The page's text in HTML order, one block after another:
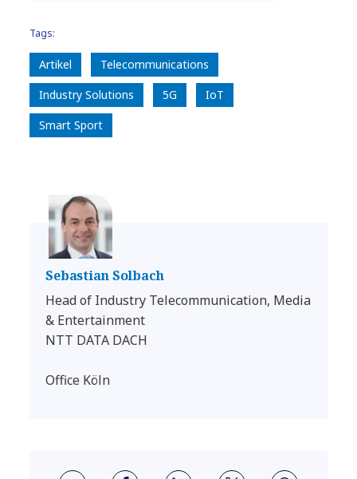
Tags:
Artikel
Telecommunications
Industry Solutions
5G
IoT
Smart Sport
Sebastian Solbach
Head of Industry Telecommunication, Media
& Entertainment
NTT DATA DACH
Office Köln